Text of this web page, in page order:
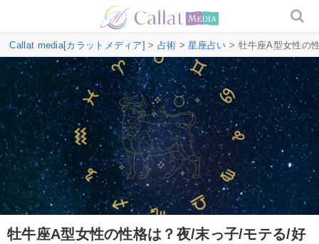
Callat media[カラットメディア] > 占術 >星座占い > 牡牛座A型女性の
牡牛座A型女性の性格は？夜/末っ子/モテる/好